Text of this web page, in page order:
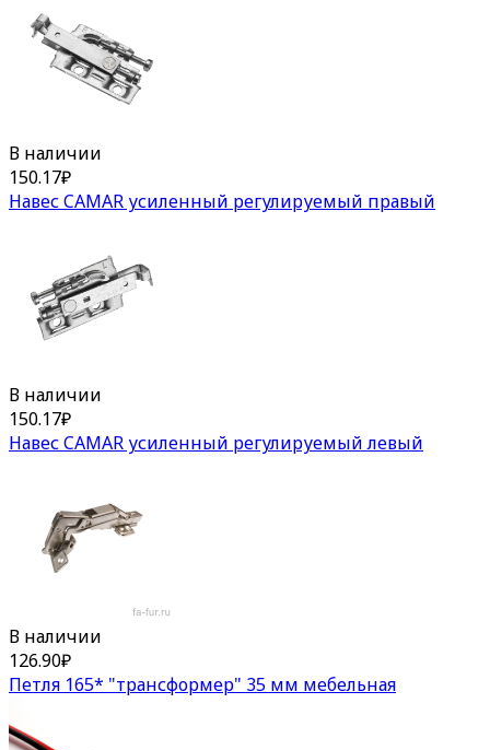
В наличии
150.17₽
Навес CAMAR усиленный регулируемый правый
В наличии
150.17₽
Навес CAMAR усиленный регулируемый левый
В наличии
126.90₽
Петля 165* "трансформер" 35 мм мебельная